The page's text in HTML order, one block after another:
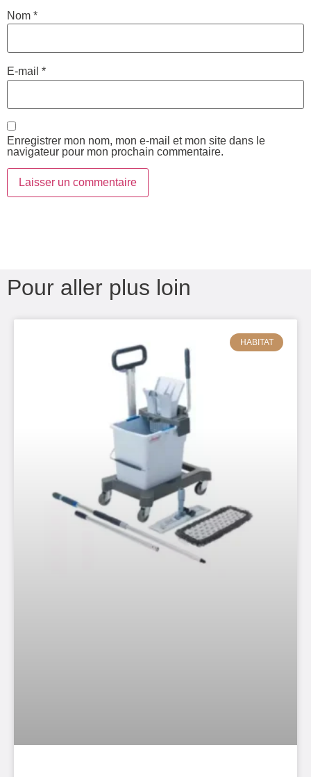
Nom *
E-mail *
Enregistrer mon nom, mon e-mail et mon site dans le
navigateur pour mon prochain commentaire.
Pour aller plus loin
HABITAT